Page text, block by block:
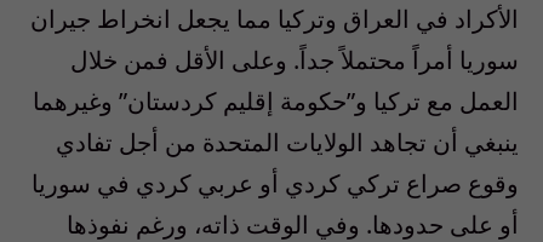
الأكراد في العراق وتركيا مما يجعل انخراط جيران
سوريا أمراً محتملاً جداً. وعلى الأقل فمن خلال
العمل مع تركيا و”حكومة إقليم كردستان” وغيرهما
ينبغي أن تجاهد الولايات المتحدة من أجل تفادي
وقوع صراع تركي كردي أو عربي كردي في سوريا
أو على حدودها. وفي الوقت ذاته، ورغم نفوذها